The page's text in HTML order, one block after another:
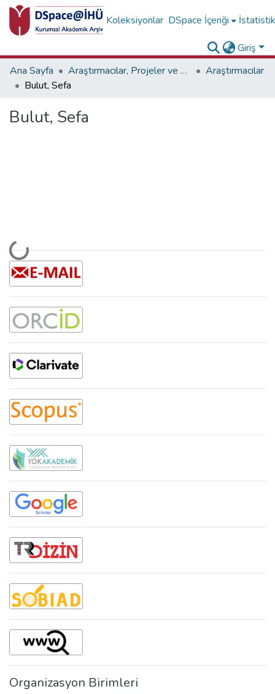
Koleksiyonlar DSpace İçeriği
Giriş
Ana Sayfa
Araştırmacılar, Projeler ve Birimler
Araştırmacılar
Bulut, Sefa
Bulut, Sefa
Yükleniyor...
Organizasyon Birimleri